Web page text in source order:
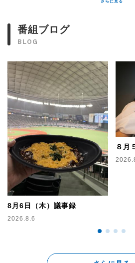
▼10:15
あなたのオリジナルの“一行格言”を
▼10:40
新番組！【AXA presents Smile
その先の笑顔～】
毎週１つの企業をピックアップ！
経営者や社員の方を通して、会社の
グポイント、そこで働く人達のリア
お届けします。
出演：渡邉美穂
▼11:00
今日、これを食べると運気がアップ
占いコーナー【ラッキーランチ】
▽11:10
今押さえておくべき「笑顔のタネ」
番組ブログ
BLOG
8月6日（木）議事録
2026.8.6
８月